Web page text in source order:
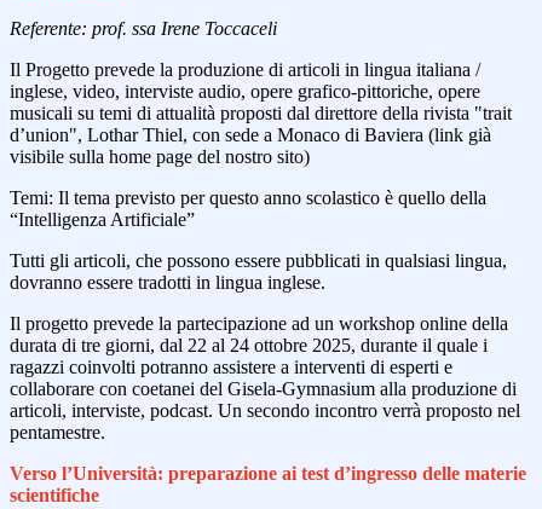
Referente: prof. ssa Irene Toccaceli
Il Progetto prevede la produzione di articoli in lingua italiana /
inglese, video, interviste audio, opere grafico-pittoriche, opere
musicali su temi di attualità proposti dal direttore della rivista "trait
d’union", Lothar Thiel, con sede a Monaco di Baviera (link già
visibile sulla home page del nostro sito)
Temi: Il tema previsto per questo anno scolastico è quello della
“Intelligenza Artificiale”
Tutti gli articoli, che possono essere pubblicati in qualsiasi lingua,
dovranno essere tradotti in lingua inglese.
Il progetto prevede la partecipazione ad un workshop online della
durata di tre giorni, dal 22 al 24 ottobre 2025, durante il quale i
ragazzi coinvolti potranno assistere a interventi di esperti e
collaborare con coetanei del Gisela-Gymnasium alla produzione di
articoli, interviste, podcast. Un secondo incontro verrà proposto nel
pentamestre.
Verso l’Università: preparazione ai test d’ingresso delle materie
scientifiche